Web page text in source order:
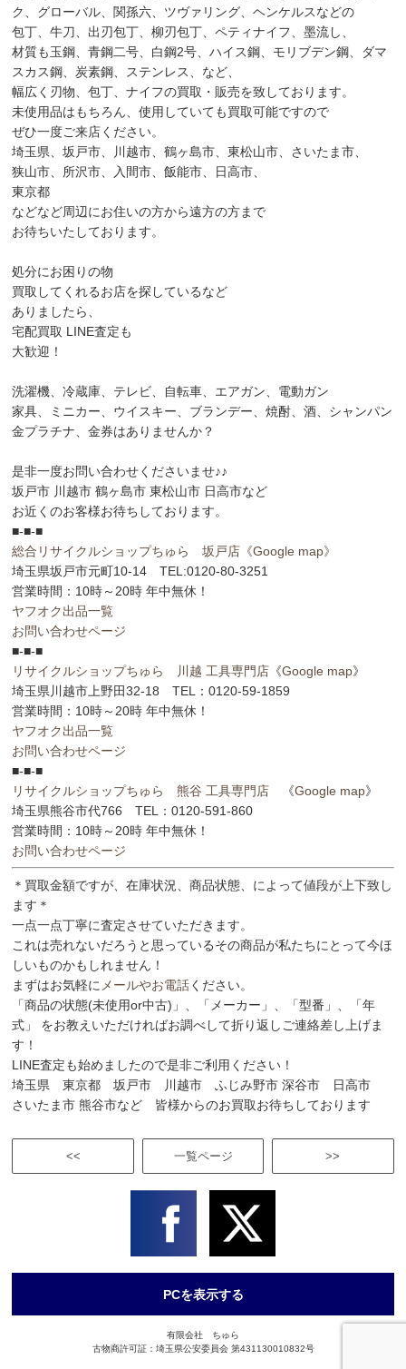
ク、グローバル、関孫六、ツヴァリング、ヘンケルスなどの
包丁、牛刀、出刃包丁、柳刃包丁、ペティナイフ、墨流し、
材質も玉鋼、青鋼二号、白鋼2号、ハイス鋼、モリブデン鋼、ダマ
スカス鋼、炭素鋼、ステンレス、など、
幅広く刃物、包丁、ナイフの買取・販売を致しております。
未使用品はもちろん、使用していても買取可能ですので
ぜひ一度ご来店ください。
埼玉県、坂戸市、川越市、鶴ヶ島市、東松山市、さいたま市、
狭山市、所沢市、入間市、飯能市、日高市、
東京都
などなど周辺にお住いの方から遠方の方まで
お待ちいたしております。
処分にお困りの物
買取してくれるお店を探しているなど
ありましたら、
宅配買取 LINE査定も
大歓迎！
洗濯機、冷蔵庫、テレビ、自転車、エアガン、電動ガン
家具、ミニカー、ウイスキー、ブランデー、焼酎、酒、シャンパン
金プラチナ、金券はありませんか？
是非一度お問い合わせくださいませ♪♪
坂戸市 川越市 鶴ヶ島市 東松山市 日高市など
お近くのお客様お待ちしております。
■-■-■
総合リサイクルショップちゅら 坂戸店 《Google map》
埼玉県坂戸市元町10-14 TEL:0120-80-3251
営業時間：10時～20時 年中無休！
ヤフオク出品一覧
お問い合わせページ
■-■-■
リサイクルショップちゅら 川越 工具専門店 《Google map》
埼玉県川越市上野田32-18 TEL：0120-59-1859
営業時間：10時～20時 年中無休！
ヤフオク出品一覧
お問い合わせページ
■-■-■
リサイクルショップちゅら 熊谷 工具専門店 《Google map》
埼玉県熊谷市代766 TEL：0120-591-860
営業時間：10時～20時 年中無休！
お問い合わせページ
＊買取金額ですが、在庫状況、商品状態、によって値段が上下致し
ます＊
一点一点丁寧に査定させていただきます。
これは売れないだろうと思っているその商品が私たちにとって今ほ
しいものかもしれません！
まずはお気軽に メールやお電話ください。
「商品の状態(未使用or中古)」、「メーカー」、「型番」、「年
式」 をお教えいただければお調べして折り返しご連絡差し上げま
す！
LINE査定も始めましたので是非ご利用ください！
埼玉県 東京都 坂戸市 川越市 ふじみ野市 深谷市 日高市
さいたま市 熊谷市など 皆様からのお買取お待ちしております
<< >>
一覧ページ
PCを表示する
有限会社 ちゅら
古物商許可証：埼玉県公安委員会 第431130010832号